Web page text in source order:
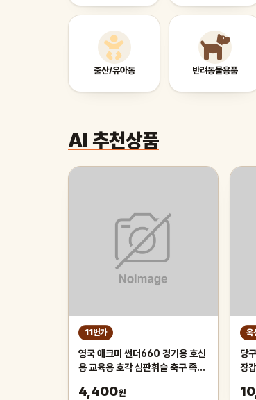
출산/유아동 반려동물용품
AI 추천상품
11번가
영국 애크미 썬더660 경기용 호신
용 교육용 호각 심판휘슬 축구 족구
4,400원
옥
당
장